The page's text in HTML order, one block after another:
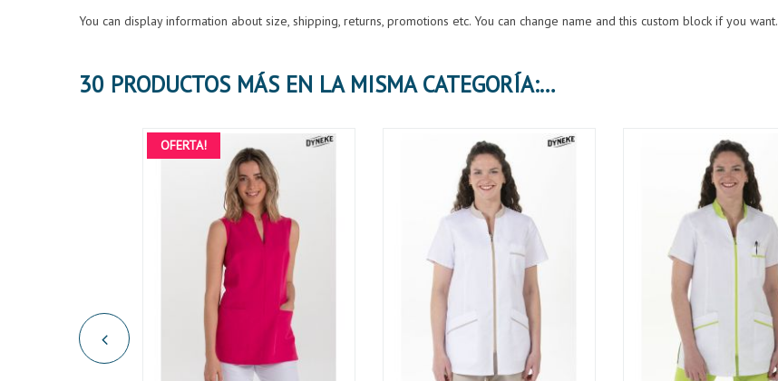
You can display information about size, shipping, returns, promotions etc. You can change name and this custom block if you want.
30 PRODUCTOS MÁS EN LA MISMA CATEGORÍA:
OFERTA!